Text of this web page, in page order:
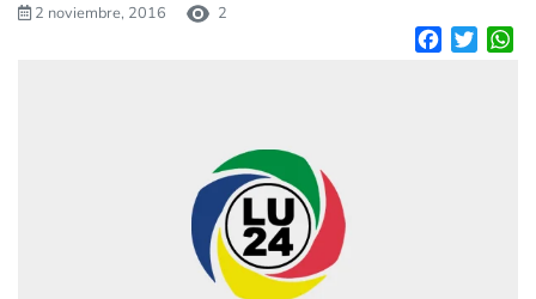
2 noviembre, 2016 2
Facebook